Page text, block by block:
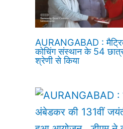
AURANGABAD :
कोचिंग संस्थान के 54
श्रेणी से किया